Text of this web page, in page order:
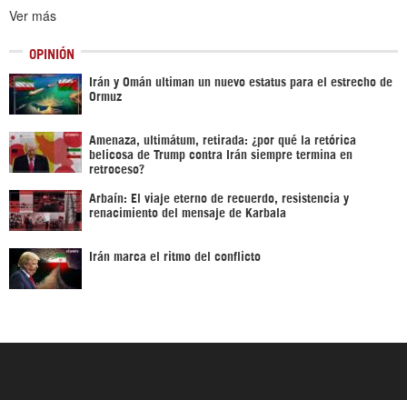
Ver más
OPINIÓN
Irán y Omán ultiman un nuevo estatus para el estrecho de
Ormuz
Amenaza, ultimátum, retirada: ¿por qué la retórica
belicosa de Trump contra Irán siempre termina en
retroceso?
Arbaín: El viaje eterno de recuerdo, resistencia y
renacimiento del mensaje de Karbala
Irán marca el ritmo del conflicto